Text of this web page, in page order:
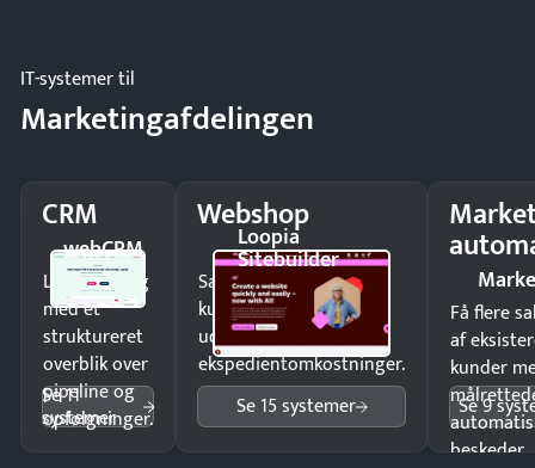
IT-systemer til
Marketingafdelingen
CRM
webCRM
Luk flere salg
med et
struktureret
overblik over
pipeline og
opfølgninger.
Se 11
systemer
Webshop
Loopia
Sitebuilder
Sælg produkter 24/7 til
kunder i hele landet
uden
ekspedientomkostninger.
Se 15 systemer
Få flere
af
kunder
beskeder.
Se 9